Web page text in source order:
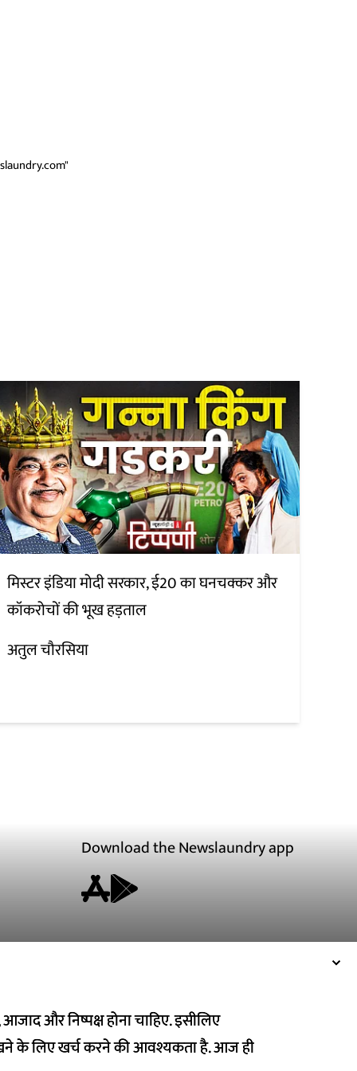
आजाद और निष्पक्ष होना चाहिए. इसीलिए
के लिए खर्च करने की आवश्यकता है. आज ही
आजाद और निष्पक्ष होना चाहिए. इसीलिए
के लिए खर्च करने की आवश्यकता है. आज ही
मिस्टर इंडिया मोदी सरकार, ई20 का घनचक्कर और
कॉकरोचों की भूख हड़ताल
अतुल चौरसिया
Download the Newslaundry app